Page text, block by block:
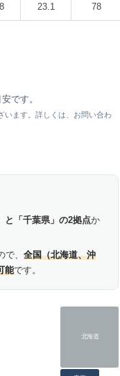
23.1 78
です。
います。詳しくは、お問い合わ
と「千葉県」の2拠点か
で、全国（北海道、沖
能です。
北海道